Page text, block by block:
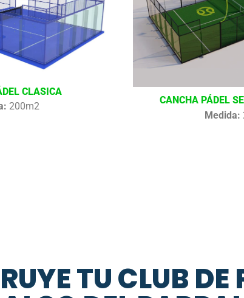
CLASICA
200m2
CANCHA PÁDEL
Medida:
TU CLUB DE